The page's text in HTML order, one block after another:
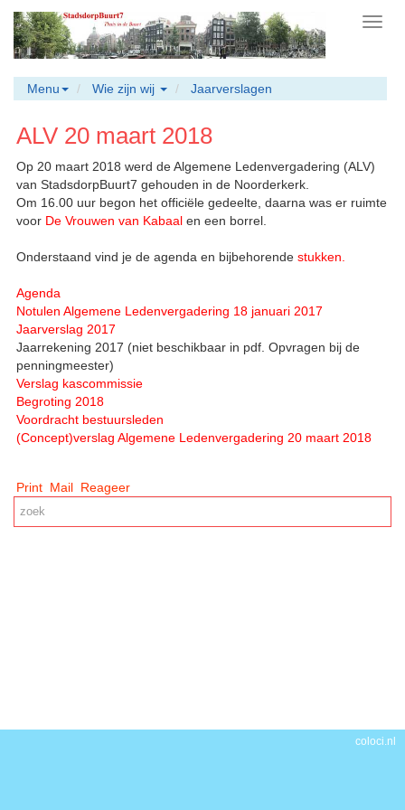
Menu Wie zijn wij Jaarverslagen
ALV 20 maart 2018
Op 20 maart 2018 werd de Algemene Ledenvergadering (ALV)
van StadsdorpBuurt7 gehouden in de Noorderkerk.
Om 16.00 uur begon het officiële gedeelte, daarna was er ruimte
voor De Vrouwen van Kabaal en een borrel.
Onderstaand vind je de agenda en bijbehorende stukken.
Agenda
Notulen Algemene Ledenvergadering 18 januari 2017
Jaarverslag 2017
Jaarrekening 2017 (niet beschikbaar in pdf. Opvragen bij de
penningmeester)
Verslag kascommissie
Begroting 2018
Voordracht bestuursleden
(Concept)verslag Algemene Ledenvergadering 20 maart 2018
Print Mail Reageer
coloci.nl